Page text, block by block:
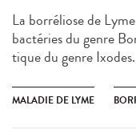
La borréliose de
bactéries du genre
tique du genre
MALADIE DE LYME